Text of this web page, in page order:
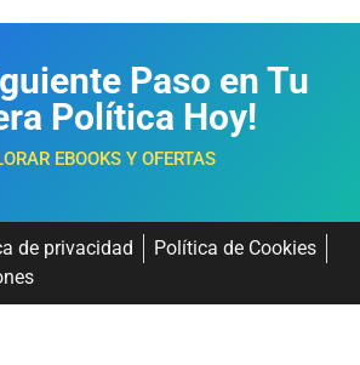
Paso en Tu
Política Hoy!
EBOOKS Y OFERTAS
de privacidad
Política de Cookies